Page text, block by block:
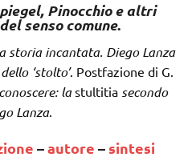
Pinocchio e altri
senso comune.
storia incantata. Diego Lanza
‘stolto’. Postfazione di G.
lastultitia secondo
Lanza.
–autore – sintesi